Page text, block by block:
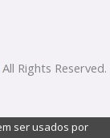
All Rights Reserved.
ser usados ​​por